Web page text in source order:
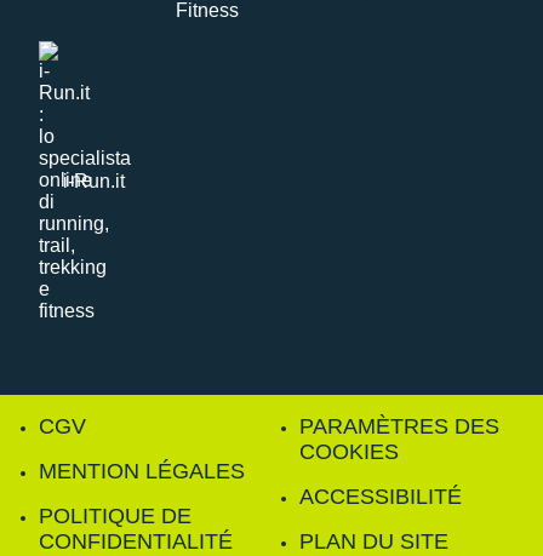
i-Run.it
CGV
MENTION LÉGALES
POLITIQUE DE
CONFIDENTIALITÉ
PARAMÈTRES DES
COOKIES
ACCESSIBILITÉ
PLAN DU SITE